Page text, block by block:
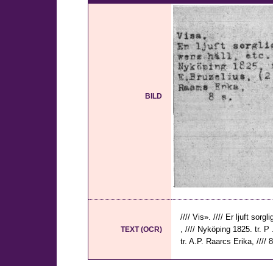
BILD
TEXT (OCR)
//// Vis». //// Er ljuft
, //// Nyköping 1825. tr. P
tr. A.P. Raarcs Erika, ////